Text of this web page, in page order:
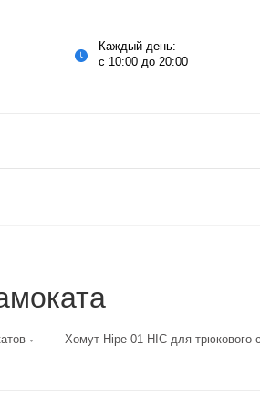
Каждый день:
с 10:00 до 20:00
— Хомут Hipe 01 HIC для трюкового